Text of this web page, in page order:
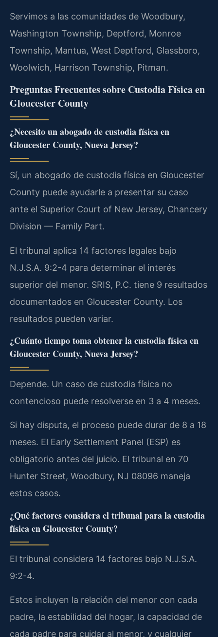
Servimos a las comunidades de Woodbury,
Washington Township, Deptford, Monroe
Township, Mantua, West Deptford, Glassboro,
Woolwich, Harrison Township, Pitman.
Preguntas Frecuentes sobre Custodia Física en
Gloucester County
¿Necesito un abogado de custodia física en
Gloucester County, Nueva Jersey?
Sí, un abogado de custodia física en Gloucester
County puede ayudarle a presentar su caso
ante el Superior Court of New Jersey, Chancery
Division — Family Part.
El tribunal aplica 14 factores legales bajo
N.J.S.A. 9:2-4 para determinar el interés
superior del menor. SRIS, P.C. tiene 9 resultados
documentados en Gloucester County. Los
resultados pueden variar.
¿Cuánto tiempo toma obtener la custodia física en
Gloucester County, Nueva Jersey?
Depende. Un caso de custodia física no
contencioso puede resolverse en 3 a 4 meses.
Si hay disputa, el proceso puede durar de 8 a 18
meses. El Early Settlement Panel (ESP) es
obligatorio antes del juicio. El tribunal en 70
Hunter Street, Woodbury, NJ 08096 maneja
estos casos.
¿Qué factores considera el tribunal para la custodia
física en Gloucester County?
El tribunal considera 14 factores bajo N.J.S.A.
9:2-4.
Estos incluyen la relación del menor con cada
padre, la estabilidad del hogar, la capacidad de
cada padre para cuidar al menor, y cualquier